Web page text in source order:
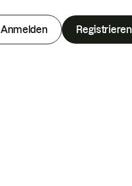
Anmelden Registrieren